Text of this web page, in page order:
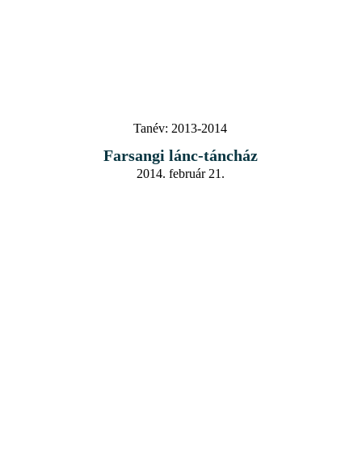
Tanév: 2013-2014
Farsangi lánc-táncház
2014. február 21.